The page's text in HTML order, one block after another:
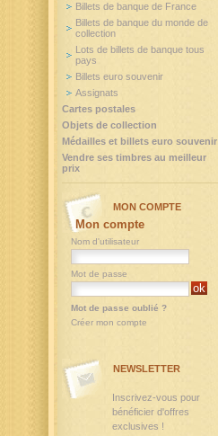
Billets de banque de France
Billets de banque du monde de
collection
Lots de billets de banque tous
pays
Billets euro souvenir
Assignats
Cartes postales
Objets de collection
Médailles et billets euro souvenir
Vendre ses timbres au meilleur
prix
MON COMPTE
Mon compte
Nom d'utilisateur
Mot de passe
Mot de passe oublié ?
Créer mon compte
NEWSLETTER
Inscrivez-vous pour
bénéficier d'offres
exclusives !